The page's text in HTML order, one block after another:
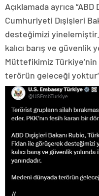
Açıklamada ayrıca
Cumhuriyeti Dışişleri
desteğimizi
kalıcı barış ve güvenlik
Müttefikimiz Türkiye’nin
terörün geleceği yoktur”